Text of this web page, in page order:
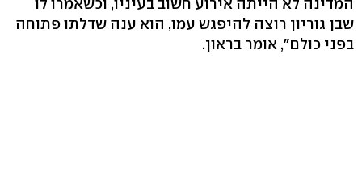
שבן גוריון רוצה להיפגש עמו, הוא ענה שדלתו פתוחה
בפני כולם", אומר בראון.